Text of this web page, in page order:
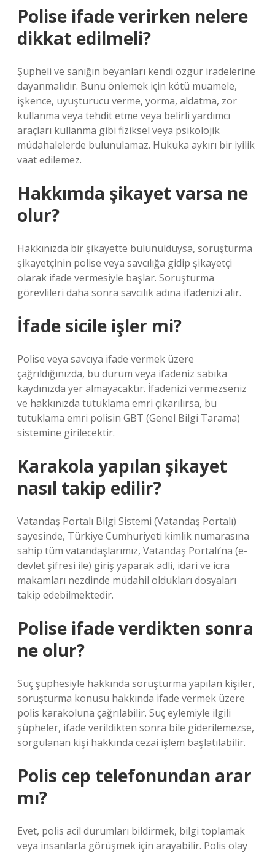
Polise ifade verirken nelere
dikkat edilmeli?
Şüpheli ve sanığın beyanları kendi özgür iradelerine
dayanmalıdır. Bunu önlemek için kötü muamele,
işkence, uyuşturucu verme, yorma, aldatma, zor
kullanma veya tehdit etme veya belirli yardımcı
araçları kullanma gibi fiziksel veya psikolojik
müdahalelerde bulunulamaz. Hukuka aykırı bir iyilik
vaat edilemez.
Hakkımda şikayet varsa ne
olur?
Hakkınızda bir şikayette bulunulduysa, soruşturma
şikayetçinin polise veya savcılığa gidip şikayetçi
olarak ifade vermesiyle başlar. Soruşturma
görevlileri daha sonra savcılık adına ifadenizi alır.
İfade sicile işler mi?
Polise veya savcıya ifade vermek üzere
çağrıldığınızda, bu durum veya ifadeniz sabıka
kaydınızda yer almayacaktır. İfadenizi vermezseniz
ve hakkınızda tutuklama emri çıkarılırsa, bu
tutuklama emri polisin GBT (Genel Bilgi Tarama)
sistemine girilecektir.
Karakola yapılan şikayet
nasıl takip edilir?
Vatandaş Portalı Bilgi Sistemi (Vatandaş Portalı)
sayesinde, Türkiye Cumhuriyeti kimlik numarasına
sahip tüm vatandaşlarımız, Vatandaş Portalı’na (e-
devlet şifresi ile) giriş yaparak adli, idari ve icra
makamları nezdinde müdahil oldukları dosyaları
takip edebilmektedir.
Polise ifade verdikten sonra
ne olur?
Suç şüphesiyle hakkında soruşturma yapılan kişiler,
soruşturma konusu hakkında ifade vermek üzere
polis karakoluna çağrılabilir. Suç eylemiyle ilgili
şüpheler, ifade verildikten sonra bile giderilemezse,
sorgulanan kişi hakkında cezai işlem başlatılabilir.
Polis cep telefonundan arar
mı?
Evet, polis acil durumları bildirmek, bilgi toplamak
veya insanlarla görüşmek için arayabilir. Polis olay